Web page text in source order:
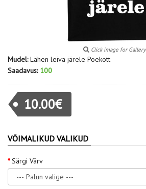
Click image for Gallery
Mudel: Lähen leiva järele Poekott
Saadavus: 100
10.00€
VÕIMALIKUD VALIKUD
Särgi Värv